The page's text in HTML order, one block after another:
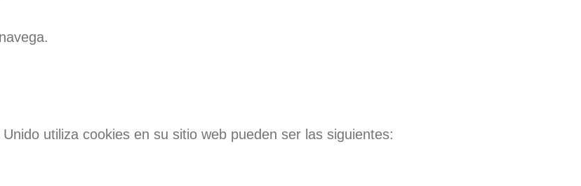
utiliza cookies en su sitio web pueden ser las siguientes: